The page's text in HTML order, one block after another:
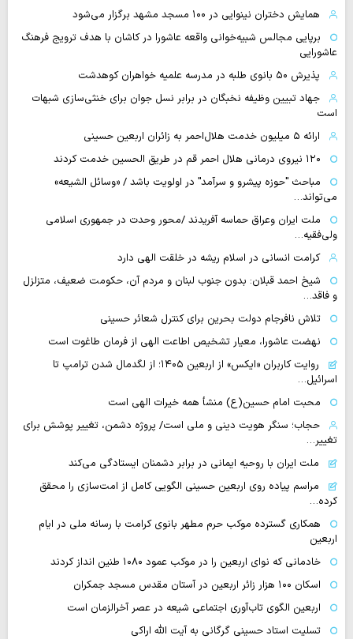
همایش دختران نینوایی در ۱۰۰ مسجد مشهد برگزار می‌شود
برپایی مجالس شبیه‌خوانی واقعه عاشورا در کاشان با هدف ترویج فرهنگ
عاشورایی
پذیرش ۵۰ بانوی طلبه در مدرسه علمیه خواهران کوهدشت
جهاد تبیین وظیفه نخبگان در برابر نسل جوان برای خنثی‌سازی شبهات
است
ارائه ۵ میلیون خدمت هلال‌احمر به زائران اربعین حسینی
۱۲۰ نیروی درمانی هلال احمر قم در طریق الحسین خدمت کردند
مباحث "حوزه پیشرو و سرآمد" در اولویت باشد / «وسائل الشیعه»
می‌تواند…
ملت ایران وعراق حماسه آفریدند /محور وحدت در جمهوری اسلامی
ولی‌فقیه…
کرامت انسانی در اسلام ریشه در خلقت الهی دارد
شیخ احمد قبلان: بدون جنوب لبنان و مردم آن، حکومت ضعیف، متزلزل
و فاقد…
تلاش نافرجام دولت بحرین برای کنترل شعائر حسینی
نهضت عاشورا، معیار تشخیص اطاعت الهی از فرمان طاغوت است
روایت‌ کاربران «ایکس» از اربعین ۱۴۰۵؛ از لگدمال شدن ترامپ تا
اسرائیل…
محبت امام حسین(ع) منشأ همه خیرات الهی است
حجاب؛ سنگر هویت دینی و ملی است/ پروژه دشمن، تغییر پوشش برای
تغییر…
ملت ایران با روحیه ایمانی در برابر دشمنان ایستادگی می‌کند
مراسم پیاده روی اربعین حسینی الگویی کامل از امت‌سازی را محقق
کرده…
همکاری گسترده موکب حرم مطهر بانوی کرامت با رسانه ملی در ایام
اربعین
خادمانی که نوای اربعین را در موکب عمود ۱۰۸۰ طنین انداز کردند
اسکان ۱۰۰ هزار زائر اربعین در آستان مقدس مسجد جمکران
اربعین الگوی تاب‌آوری اجتماعی شیعه در عصر آخرالزمان است
تسلیت استاد حسینی گرگانی به آیت الله اراکی